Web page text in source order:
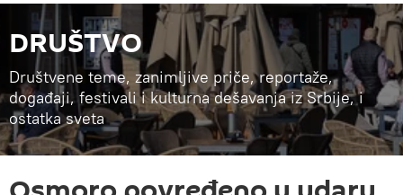
DRUŠTVO
Društvene teme, zanimljive priče, reportaže,
događaji, festivali i kulturna dešavanja iz Srbije, i
ostatka sveta